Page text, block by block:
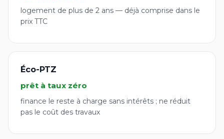
logement de plus de 2 ans — déjà comprise dans le
prix TTC
Éco-PTZ
prêt à taux zéro
finance le reste à charge sans intérêts ; ne réduit
pas le coût des travaux